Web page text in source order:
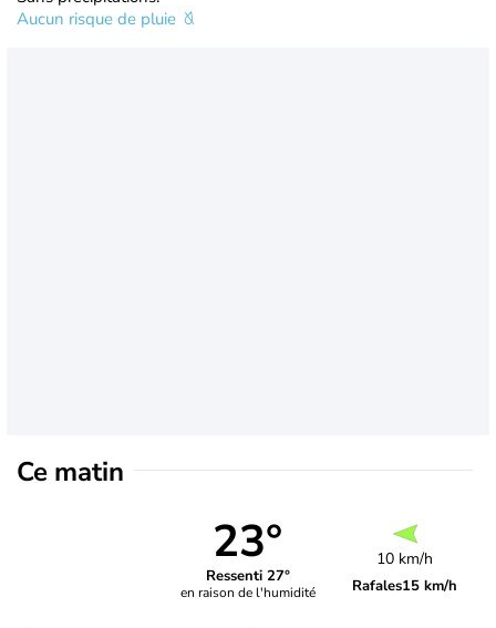
Aucun risque de pluie
Ce matin
23°
Ressenti 27°
en raison de l'humidité
10 km/h
Rafales15 km/h